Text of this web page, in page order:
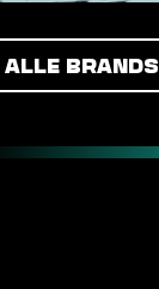
ALLE BRANDS